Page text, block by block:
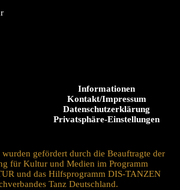
Informationen
Kontakt/Impressum
Datenschutzerklärung
Privatsphäre-Einstellungen
wurden gefördert durch die Beauftragte der
für Kultur und Medien im Programm
und das Hilfsprogramm DIS-TANZEN
Tanz Deutschland.